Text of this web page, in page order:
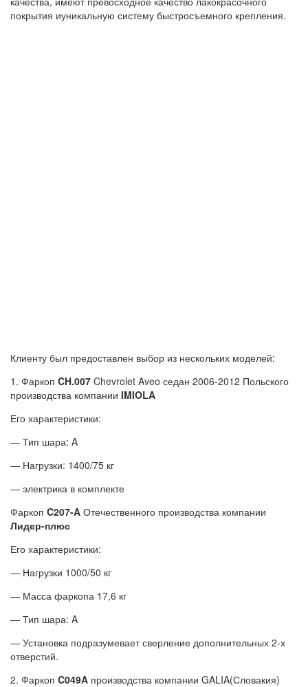
покрытия иуникальную систему быстросъемного крепления.
Клиенту был предоставлен выбор из нескольких моделей:
1. Фаркоп CH.007 Chevrolet Aveo седан 2006-2012 Польского
производства компании IMIOLA
Его характеристики:
— Тип шара: A
— Нагрузки: 1400/75 кг
— электрика в комплекте
Фаркоп C207-A Отечественного производства компании
Лидер-плюс
Его характеристики:
— Нагрузки 1000/50 кг
— Масса фаркопа 17,6 кг
— Тип шара: A
— Установка подразумевает сверление дополнительных 2-х
отверстий.
2. Фаркоп C049A производства компании GALIA(Словакия)